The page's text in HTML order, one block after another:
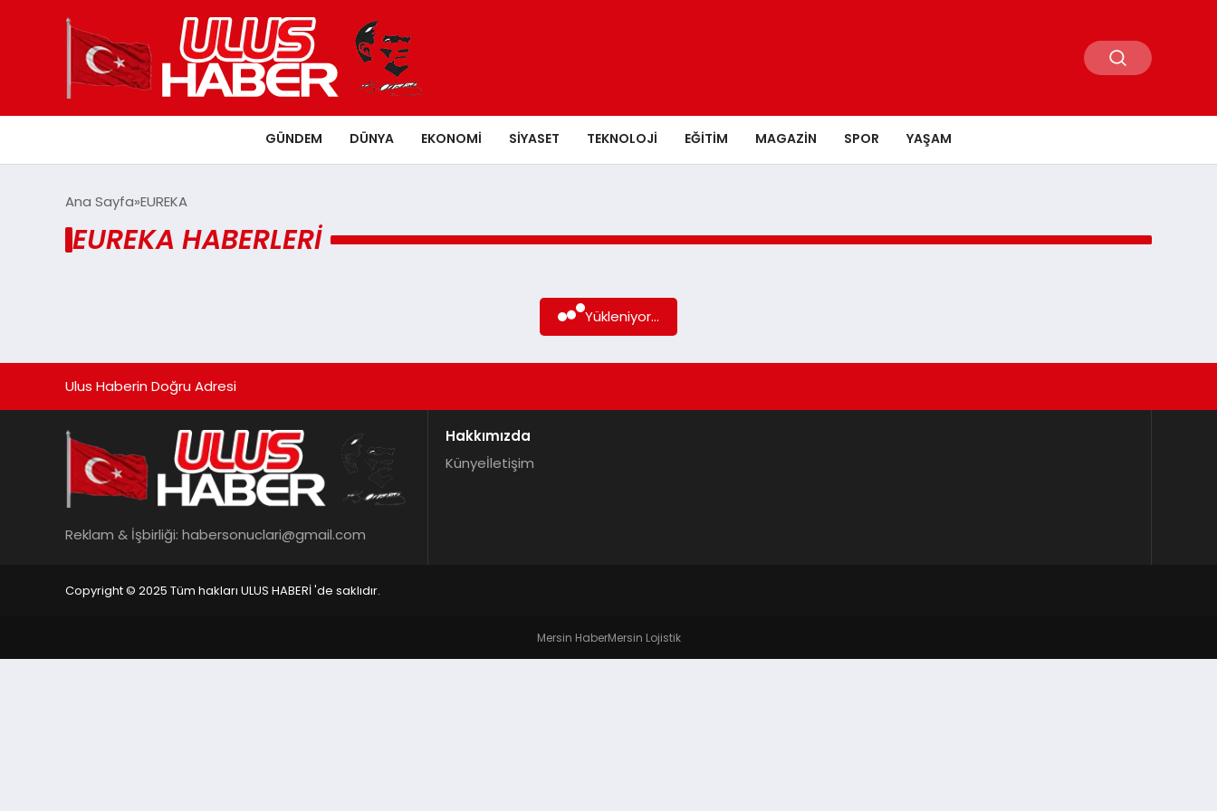
GÜNDEM DÜNYA EKONOMI SIYASET TEKNOLOJI EĞITIM MAGAZIN SPOR YAŞAM
Ana Sayfa EUREKA
EUREKA HABERLERI
Yükleniyor...
Ulus Haberin Doğru Adresi
Reklam & İşbirliği: habersonuclari@gmail.com
Hakkımızda
Künyeİletişim
Copyright © 2025 Tüm hakları ULUS HABERİ 'de saklıdır.
Mersin HaberMersin Lojistik